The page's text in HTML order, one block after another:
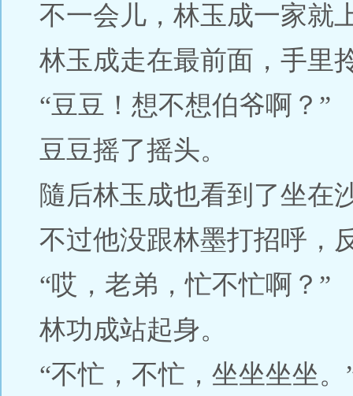
不一会儿，林玉成一家就
林玉成走在最前面，手里
“豆豆！想不想伯爷啊？”
豆豆摇了摇头。
隨后林玉成也看到了坐在
不过他没跟林墨打招呼，
“哎，老弟，忙不忙啊？”
林功成站起身。
“不忙，不忙，坐坐坐坐。